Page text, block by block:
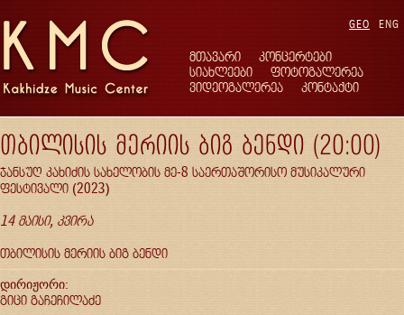
ENG
GEO
მთავარი
კონცერტები
სიახლეები
ფოტოგალერეა
ვიდეოგალერეა
კონტაქტი
თბილისის მერიის ბიგ ბენდი (20:00)
ჯანსუღ კახიძის სახელობის მე-8 საერთაშორისო მუსიკალური
ფესტივალი (2023)
14 მაისი, კვირა
თბილისის მერიის ბიგ ბენდი
დირიჟორი:
გიცი გაჩეჩილაძე